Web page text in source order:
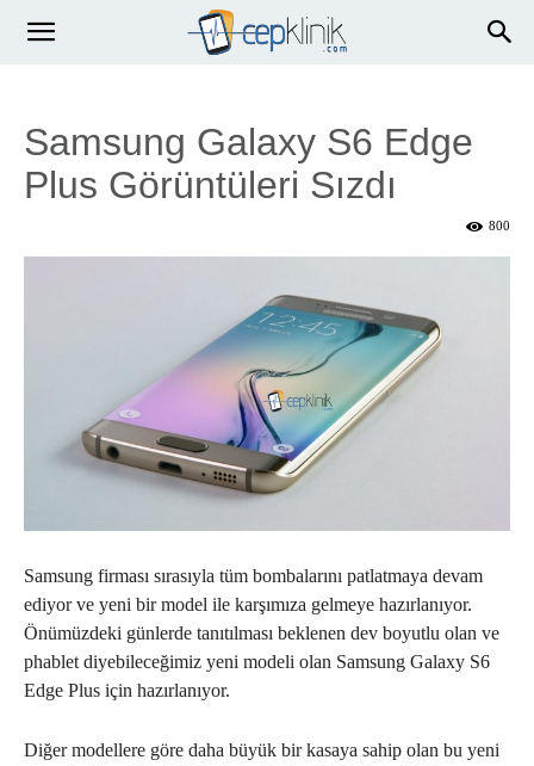
Samsung Galaxy S6 Edge
Plus Görüntüleri Sızdı
800
Samsung firması sırasıyla tüm bombalarını patlatmaya devam
ediyor ve yeni bir model ile karşımıza gelmeye hazırlanıyor.
Önümüzdeki günlerde tanıtılması beklenen dev boyutlu olan ve
phablet diyebileceğimiz yeni modeli olan Samsung Galaxy S6
Edge Plus için hazırlanıyor.
Diğer modellere göre daha büyük bir kasaya sahip olan bu yeni